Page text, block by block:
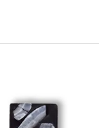
(DÓZA)